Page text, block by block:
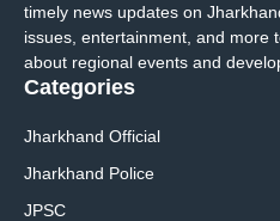
timely news updates on
issues, entertainment, and more
about regional events and
Categories
Jharkhand Official
Jharkhand Police
JPSC